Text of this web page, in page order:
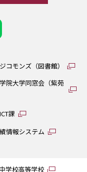
コモンズ（図書館）
院大学同窓会（紫苑
課
情報システム
学校高等学校